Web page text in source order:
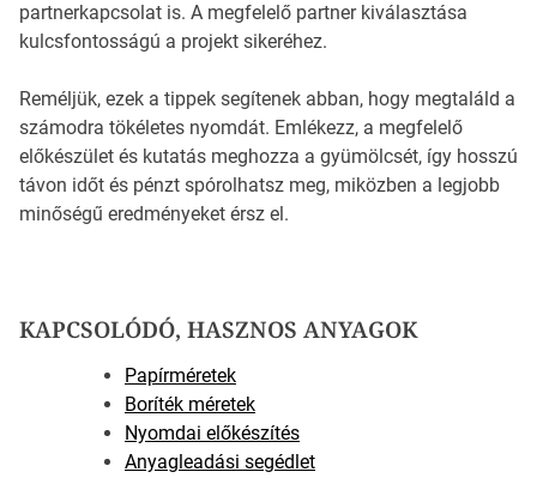
partnerkapcsolat is. A megfelelő partner kiválasztása
kulcsfontosságú a projekt sikeréhez.
Reméljük, ezek a tippek segítenek abban, hogy megtaláld a
számodra tökéletes nyomdát. Emlékezz, a megfelelő
előkészület és kutatás meghozza a gyümölcsét, így hosszú
távon időt és pénzt spórolhatsz meg, miközben a legjobb
minőségű eredményeket érsz el.
KAPCSOLÓDÓ, HASZNOS ANYAGOK
Papírméretek
Boríték méretek
Nyomdai előkészítés
Anyagleadási segédlet